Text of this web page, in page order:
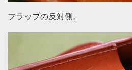
フラップの反対側。